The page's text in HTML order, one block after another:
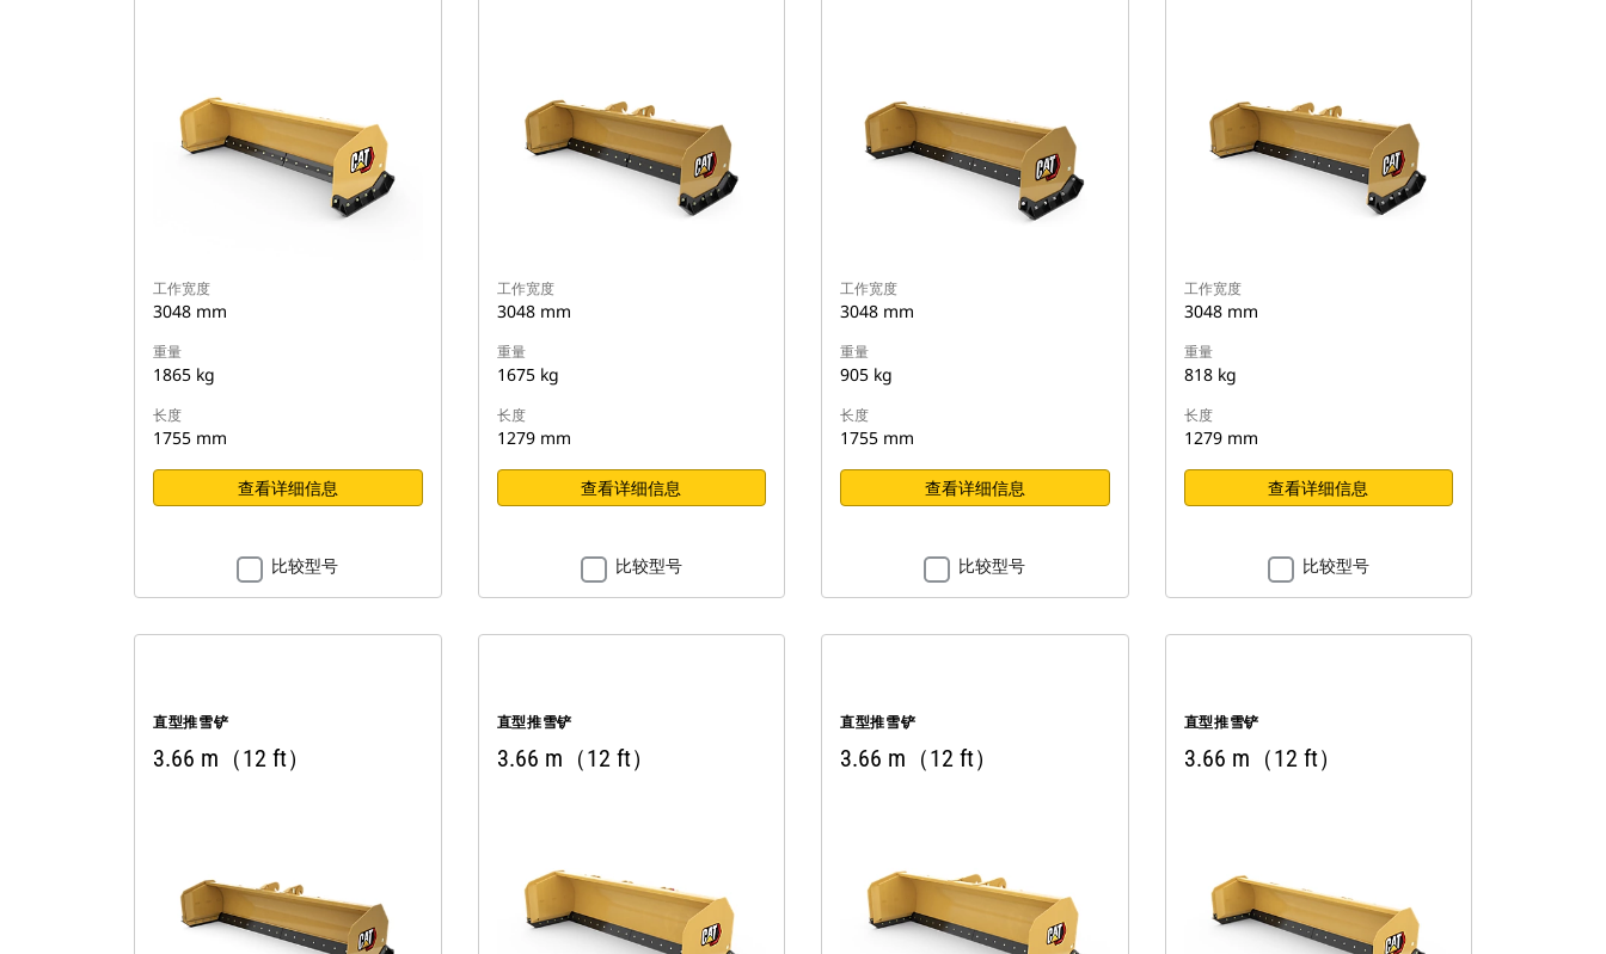
工作宽度
3048 mm
重量
1865 kg
长度
1755 mm
查看详细信息
比较型号
工作宽度
3048 mm
重量
1675 kg
长度
1279 mm
查看详细信息
比较型号
工作宽度
3048 mm
重量
905 kg
长度
1755 mm
查看详细信息
比较型号
工作宽度
3048 mm
重量
818 kg
长度
1279 mm
查看详细信息
比较型号
直型推雪铲
3.66 m（12 ft）
直型推雪铲
3.66 m（12 ft）
直型推雪铲
3.66 m（12 ft）
直型推雪铲
3.66 m（12 ft）